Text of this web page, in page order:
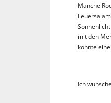
Manche
mit den
könnte
Ich